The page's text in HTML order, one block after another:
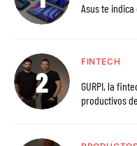
Asus te
FINTECH
GURPI, la fintech argentina,
productivos